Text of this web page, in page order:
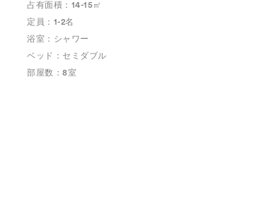
占有面積：14-15㎡
定員：1-2名
浴室：シャワー
ベッド：セミダブル
部屋数：8室